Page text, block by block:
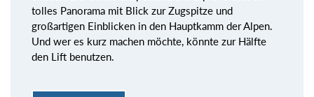
tolles Panorama mit Blick zur Zugspitze und
großartigen Einblicken in den Hauptkamm der Alpen.
Und wer es kurz machen möchte, könnte zur Hälfte
den Lift benutzen.